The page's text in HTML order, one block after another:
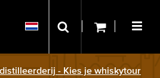
- Kies je whiskytour